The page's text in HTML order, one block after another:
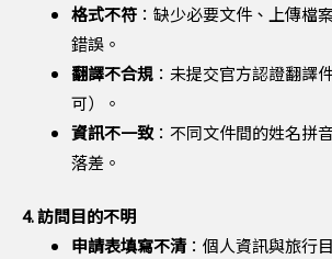
格式不符 ：缺少必要文件、上傳檔
錯誤。
翻譯不合規 ：未提交官方認證翻譯
可）。
資訊不一致 ：不同文件間的姓名拼
落差。
4. 訪問目的不明
申請表填寫不清：個人資訊與旅行